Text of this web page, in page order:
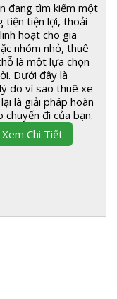
đang tìm kiếm một
tiện tiện lợi, thoải
hoạt cho gia
nhóm nhỏ, thuê
là một lựa chọn
Dưới đây là
do vì sao thuê xe
là giải pháp hoàn
chuyến đi của bạn.
Xem Chi Tiết